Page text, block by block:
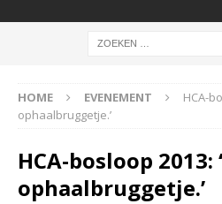
HOME EVENEMENT
HCA-
ophaalbruggetje.’
HCA-bosloop
ophaalbruggetje.’